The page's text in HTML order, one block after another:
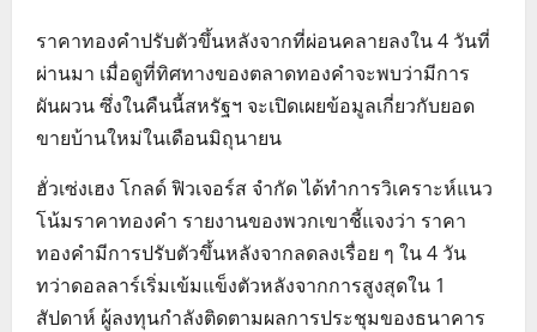
ราคาทองคำปรับตัวขึ้นหลังจากที่ผ่อนคลายลงใน 4 วันที่
ผ่านมา เมื่อดูที่ทิศทางของตลาดทองคำจะพบว่ามีการ
ผันผวน ซึ่งในคืนนี้สหรัฐฯ จะเปิดเผยข้อมูลเกี่ยวกับยอด
ขายบ้านใหม่ในเดือนมิถุนายน
ฮั่วเซ่งเฮง โกลด์ ฟิวเจอร์ส จำกัด ได้ทำการวิเคราะห์แนว
โน้มราคาทองคำ รายงานของพวกเขาชี้แจงว่า ราคา
ทองคำมีการปรับตัวขึ้นหลังจากลดลงเรื่อย ๆ ใน 4 วัน
ทว่าดอลลาร์เริ่มเข้มแข็งตัวหลังจากการสูงสุดใน 1
สัปดาห์ ผู้ลงทุนกำลังติดตามผลการประชุมของธนาคาร